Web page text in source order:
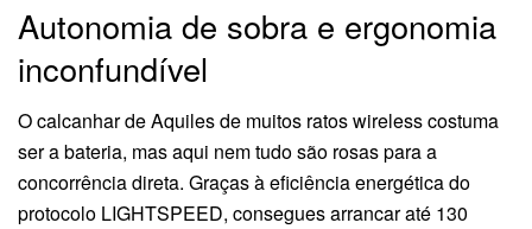
Autonomia de sobra e ergonomia
inconfundível
O calcanhar de Aquiles de muitos ratos wireless costuma
ser a bateria, mas aqui nem tudo são rosas para a
concorrência direta. Graças à eficiência energética do
protocolo LIGHTSPEED, consegues arrancar até 130